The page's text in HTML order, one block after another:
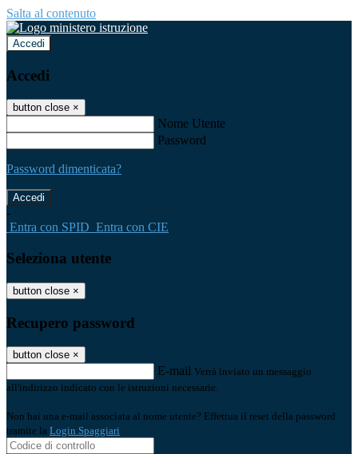
Salta al contenuto
Accedi
Accedi
button close ×
Nome Utente
Password
Password dimenticata?
-
Entra con SPID Entra con CIE
Seleziona utente
button close ×
Recupero password
button close ×
E-mail Verrà inviato un messaggio
all'indirizzo indicato con le istruzioni necessarie.
Non hai una e-mail associata al nome utente? Effettua il reset della password
tramite la Login Spaggiari